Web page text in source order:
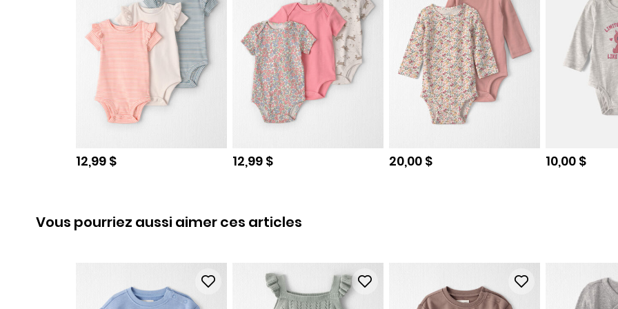
Prix de solde
12,99 $ Prix de solde
12,99 $ Prix de solde
20,00 $ Prix de solde
10,00 $
Vous pourriez aussi aimer ces articles